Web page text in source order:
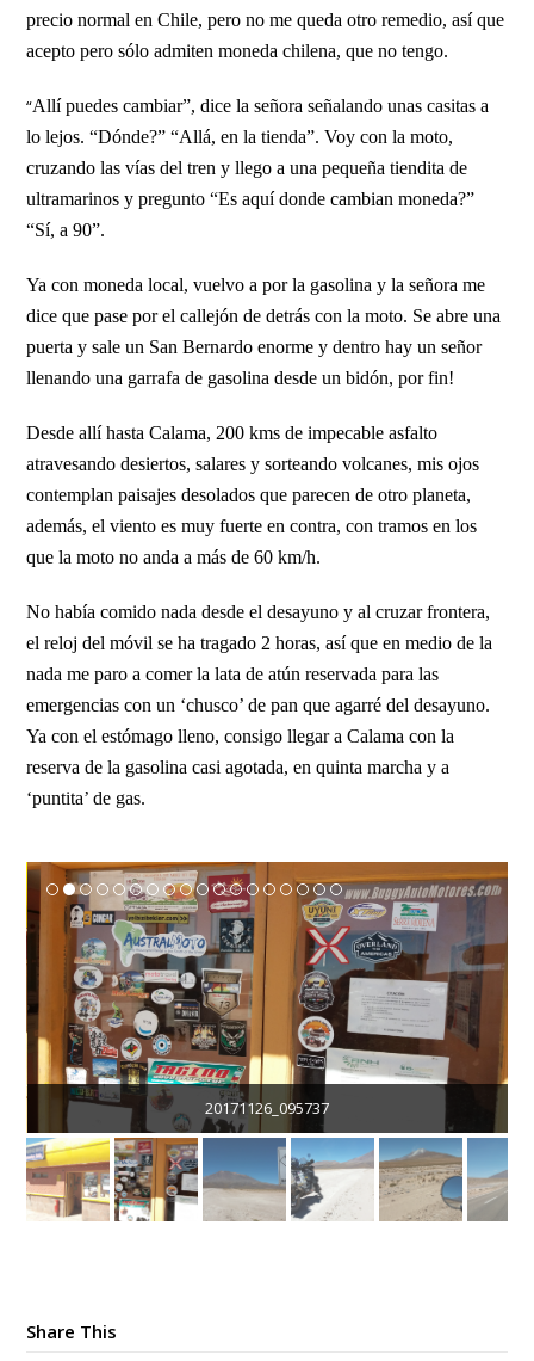
precio normal en Chile, pero no me queda otro remedio, así que
acepto pero sólo admiten moneda chilena, que no tengo.
“Allí puedes cambiar”, dice la señora señalando unas casitas a
lo lejos. “Dónde?” “Allá, en la tienda”. Voy con la moto,
cruzando las vías del tren y llego a una pequeña tiendita de
ultramarinos y pregunto “Es aquí donde cambian moneda?”
“Sí, a 90”.
Ya con moneda local, vuelvo a por la gasolina y la señora me
dice que pase por el callejón de detrás con la moto. Se abre una
puerta y sale un San Bernardo enorme y dentro hay un señor
llenando una garrafa de gasolina desde un bidón, por fin!
Desde allí hasta Calama, 200 kms de impecable asfalto
atravesando desiertos, salares y sorteando volcanes, mis ojos
contemplan paisajes desolados que parecen de otro planeta,
además, el viento es muy fuerte en contra, con tramos en los
que la moto no anda a más de 60 km/h.
No había comido nada desde el desayuno y al cruzar frontera,
el reloj del móvil se ha tragado 2 horas, así que en medio de la
nada me paro a comer la lata de atún reservada para las
emergencias con un ‘chusco’ de pan que agarré del desayuno.
Ya con el estómago lleno, consigo llegar a Calama con la
reserva de la gasolina casi agotada, en quinta marcha y a
‘puntita’ de gas.
20171126_095737
Share This